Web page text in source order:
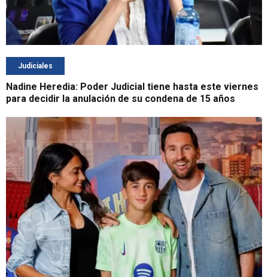
Judiciales
Nadine Heredia: Poder Judicial tiene hasta este viernes
para decidir la anulación de su condena de 15 años